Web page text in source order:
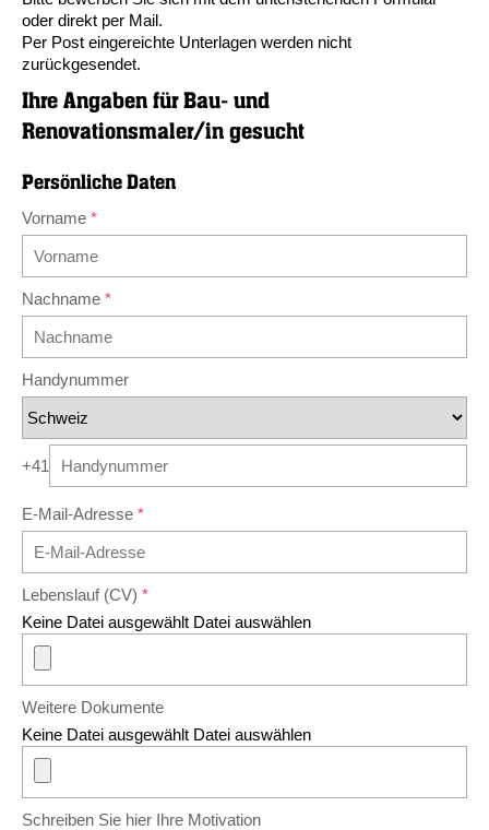
oder direkt per Mail.
Per Post eingereichte Unterlagen werden nicht
zurückgesendet.
Ihre Angaben für Bau- und
Renovationsmaler/in gesucht
Persönliche Daten
Vorname
Nachname
Handynummer
+41
E-Mail-Adresse
Lebenslauf (CV)
Keine Datei ausgewählt Datei auswählen
Weitere Dokumente
Keine Datei ausgewählt Datei auswählen
Schreiben Sie hier Ihre Motivation